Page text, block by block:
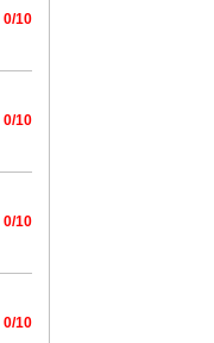
0/10
0/10
0/10
0/10